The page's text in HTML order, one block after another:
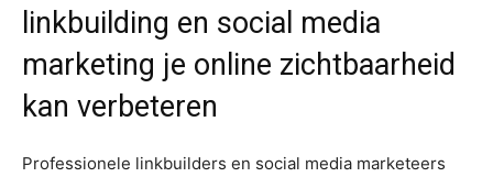
linkbuilding en social media
marketing je online zichtbaarheid
kan verbeteren
Professionele linkbuilders en social media marketeers